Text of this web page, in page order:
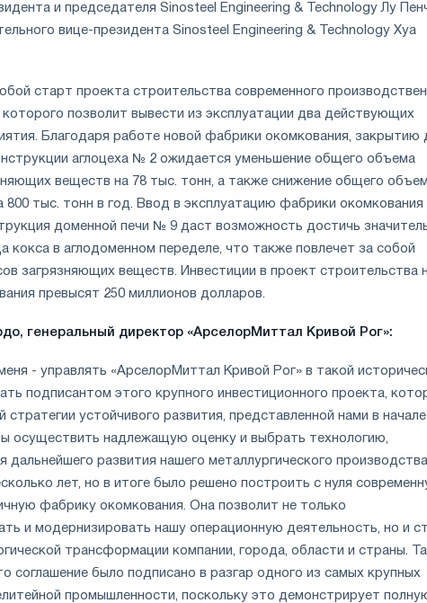
и председателя Sinosteel Engineering & Technology Лу
вице-президента Sinosteel Engineering & Technology Хуа
старт проекта строительства современного
позволит вывести из эксплуатации два действующих
Благодаря работе новой фабрики окомкования, закрытию
аглоцеха № 2 ожидается уменьшение общего объема
веществ на 78 тыс. тонн, а также снижение общего
тыс. тонн в год. Ввод в эксплуатацию фабрики окомкования
доменной печи № 9 даст возможность достичь
кокса в аглодоменном переделе, что также повлечет за собой
загрязняющих веществ. Инвестиции в проект строительства
превысят 250 миллионов долларов.
генеральный директор «АрселорМиттал Кривой Рог»:
- управлять «АрселорМиттал Кривой Рог» в такой
подписантом этого крупного инвестиционного проекта,
стратегии устойчивого развития, представленной нами в
осуществить надлежащую оценку и выбрать технологию,
развития нашего металлургического производства,
лет, но в итоге было решено построить с нуля
фабрику окомкования. Она позволит не только
и модернизировать нашу операционную деятельность, но и
трансформации компании, города, области и страны.
соглашение было подписано в разгар одного из самых крупных
промышленности, поскольку это демонстрирует